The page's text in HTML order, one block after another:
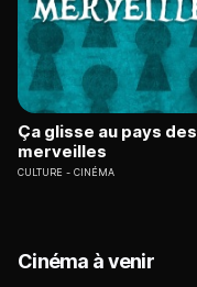
Ça glisse au pays des
merveilles
CULTURE CINÉMA
Cinéma à venir